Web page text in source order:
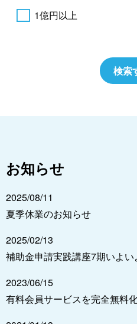
1億円以上
お知らせ
2025/08/11
夏季休業のお知らせ
2025/02/13
補助金申請実践講座7期いよい
2023/06/15
有料会員サービスを完全無料